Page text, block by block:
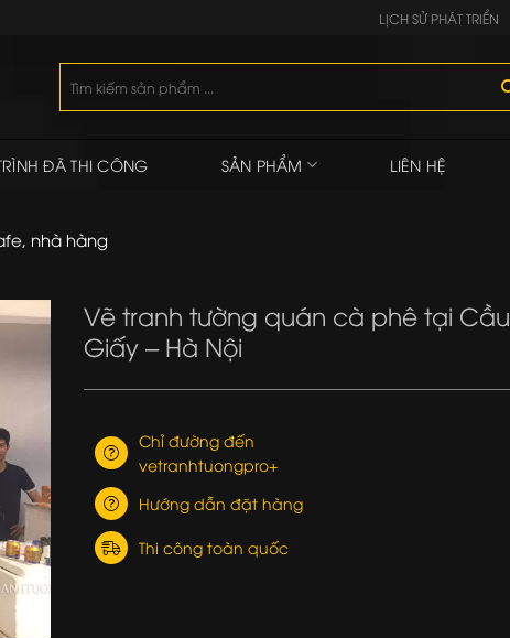
LỊCH SỬ PHÁT TRIỂN
kiếm:
ĐÃ THI CÔNG SẢN PHẨM LIÊN HỆ
nhà hàng
Vẽ tranh tường quán cà phê tại Cầu
Giấy – Hà Nội
Chỉ đường đến
vetranhtuongpro+
Hướng dẫn đặt hàng
Thi công toàn quốc